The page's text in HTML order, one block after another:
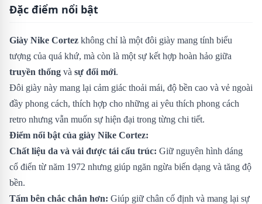
Đặc điểm nổi bật
Giày Nike Cortez không chỉ là một đôi giày mang tính biểu
tượng của quá khứ, mà còn là một sự kết hợp hoàn hảo giữa
truyền thống và sự đổi mới.
Đôi giày này mang lại cảm giác thoải mái, độ bền cao và vẻ ngoài
đầy phong cách, thích hợp cho những ai yêu thích phong cách
retro nhưng vẫn muốn sự hiện đại trong từng chi tiết.
Điểm nổi bật của giày Nike Cortez:
Chất liệu da và vải được tái cấu trúc: Giữ nguyên hình dáng
cổ điển từ năm 1972 nhưng giúp ngăn ngừa biến dạng và tăng độ
bền.
Tấm bên chắc chắn hơn: Giúp giữ chân cố định và mang lại sự